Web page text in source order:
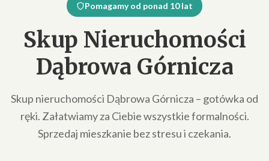
Pomagamy od ponad 10 lat
Skup Nieruchomości
Dąbrowa Górnicza
Skup nieruchomości Dąbrowa Górnicza – gotówka od
ręki. Załatwiamy za Ciebie wszystkie formalności.
Sprzedaj mieszkanie bez stresu i czekania.